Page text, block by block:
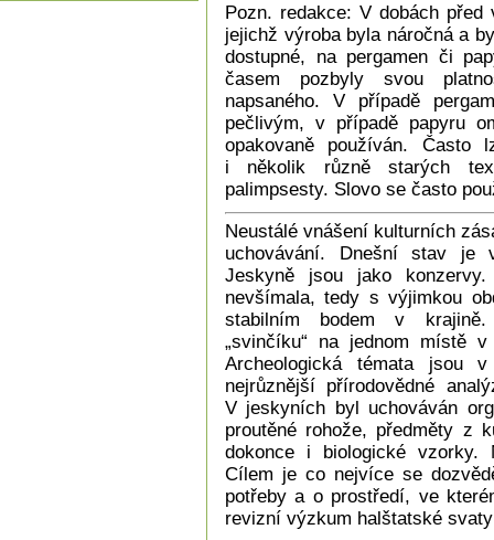
Pozn. redakce: V dobách
jejichž výroba byla náročná a
dostupné, na pergamen či
časem pozbyly svou
napsaného. V případě
pečlivým, v případě papyru
opakovaně používán. Často
i několik různě starých
palimpsesty. Slovo se často
Neustálé vnášení kulturních
uchovávání. Dnešní stav je
Jeskyně jsou jako
nevšímala, tedy s výjimkou
stabilním bodem v krajině.
„svinčíku“ na jednom místě
Archeologická témata jsou
nejrůznější přírodovědné
V jeskyních byl uchováván
proutěné rohože, předměty z
dokonce i biologické vzorky.
Cílem je co nejvíce se
potřeby a o prostředí, ve
revizní výzkum halštatské